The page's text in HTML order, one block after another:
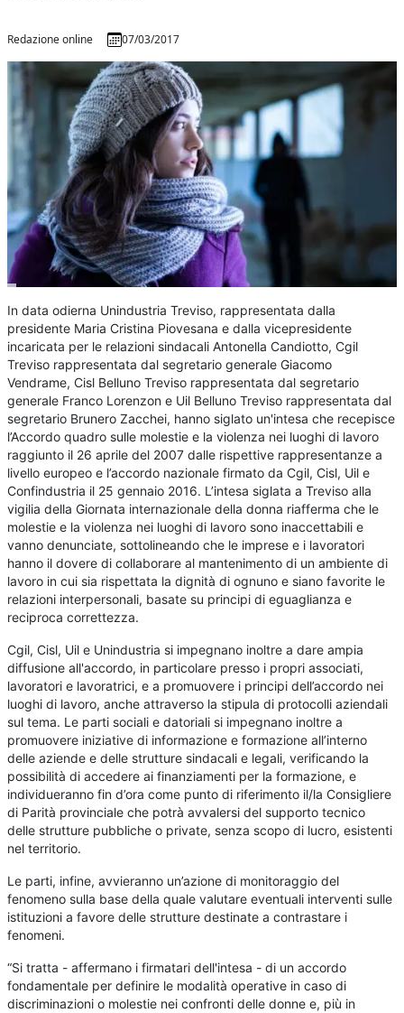
Redazione online 07/03/2017
In data odierna Unindustria Treviso, rappresentata dalla
presidente Maria Cristina Piovesana e dalla vicepresidente
incaricata per le relazioni sindacali Antonella Candiotto, Cgil
Treviso rappresentata dal segretario generale Giacomo
Vendrame, Cisl Belluno Treviso rappresentata dal segretario
generale Franco Lorenzon e Uil Belluno Treviso rappresentata dal
segretario Brunero Zacchei, hanno siglato un'intesa che recepisce
l’Accordo quadro sulle molestie e la violenza nei luoghi di lavoro
raggiunto il 26 aprile del 2007 dalle rispettive rappresentanze a
livello europeo e l’accordo nazionale firmato da Cgil, Cisl, Uil e
Confindustria il 25 gennaio 2016. L’intesa siglata a Treviso alla
vigilia della Giornata internazionale della donna riafferma che le
molestie e la violenza nei luoghi di lavoro sono inaccettabili e
vanno denunciate, sottolineando che le imprese e i lavoratori
hanno il dovere di collaborare al mantenimento di un ambiente di
lavoro in cui sia rispettata la dignità di ognuno e siano favorite le
relazioni interpersonali, basate su principi di eguaglianza e
reciproca correttezza.
Cgil, Cisl, Uil e Unindustria si impegnano inoltre a dare ampia
diffusione all'accordo, in particolare presso i propri associati,
lavoratori e lavoratrici, e a promuovere i principi dell’accordo nei
luoghi di lavoro, anche attraverso la stipula di protocolli aziendali
sul tema. Le parti sociali e datoriali si impegnano inoltre a
promuovere iniziative di informazione e formazione all’interno
delle aziende e delle strutture sindacali e legali, verificando la
possibilità di accedere ai finanziamenti per la formazione, e
individueranno fin d’ora come punto di riferimento il/la Consigliere
di Parità provinciale che potrà avvalersi del supporto tecnico
delle strutture pubbliche o private, senza scopo di lucro, esistenti
nel territorio.
Le parti, infine, avvieranno un’azione di monitoraggio del
fenomeno sulla base della quale valutare eventuali interventi sulle
istituzioni a favore delle strutture destinate a contrastare i
fenomeni.
“Si tratta - affermano i firmatari dell'intesa - di un accordo
fondamentale per definire le modalità operative in caso di
discriminazioni o molestie nei confronti delle donne e, più in